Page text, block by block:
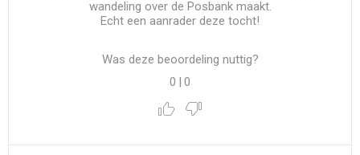
wandeling over de Posbank maakt.
Echt een aanrader deze tocht!
Was deze beoordeling nuttig?
0 | 0